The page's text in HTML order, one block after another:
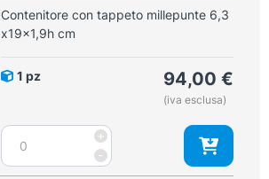
barre
in
Contenitore con tappeto millepunte 6,3
x19x1,9h cm
1 pz 94,00 €
(iva esclusa)
-
Contenitore
con
tappeto
+